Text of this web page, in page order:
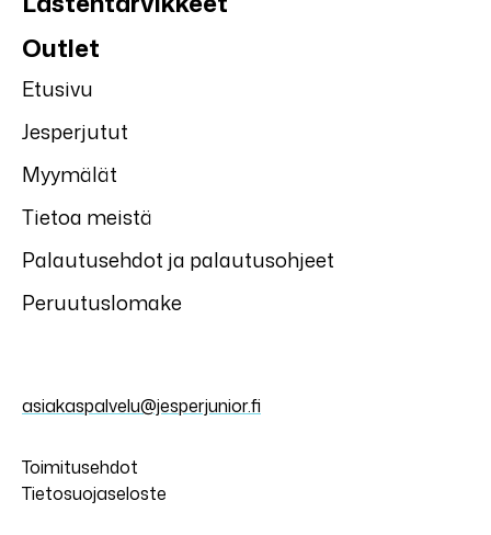
Outlet
Etusivu
Jesperjutut
Myymälät
Tietoa meistä
Palautusehdot ja palautusohjeet
Peruutuslomake
asiakaspalvelu@jesperjunior.fi
Toimitusehdot
Tietosuojaseloste